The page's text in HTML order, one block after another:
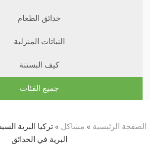
حدائق الطعام
النباتات المنزلية
كيف البستنة
جميع الفئات
الصفحة الرئيسية » مشاكل » تركيا البرية
البرية في الحدائق